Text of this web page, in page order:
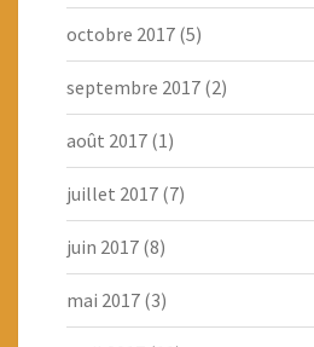
octobre 2017 (5)
septembre 2017 (2)
août 2017 (1)
juillet 2017 (7)
juin 2017 (8)
mai 2017 (3)